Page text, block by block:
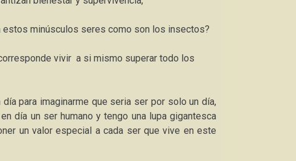
estos minúsculos seres como son los insectos?
vivir a si mismo superar todo los
para imaginarme que seria ser por solo un día,
día un ser humano y tengo una lupa gigantesca
un valor especial a cada ser que vive en este